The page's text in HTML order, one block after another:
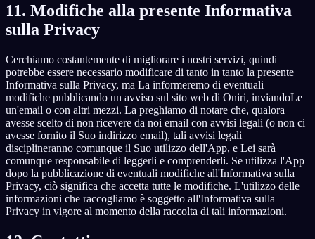
11. Modifiche alla presente Informativa
sulla Privacy
Cerchiamo costantemente di migliorare i nostri servizi, quindi
potrebbe essere necessario modificare di tanto in tanto la presente
Informativa sulla Privacy, ma La informeremo di eventuali
modifiche pubblicando un avviso sul sito web di Oniri, inviandoLe
un'email o con altri mezzi. La preghiamo di notare che, qualora
avesse scelto di non ricevere da noi email con avvisi legali (o non ci
avesse fornito il Suo indirizzo email), tali avvisi legali
disciplineranno comunque il Suo utilizzo dell'App, e Lei sarà
comunque responsabile di leggerli e comprenderli. Se utilizza l'App
dopo la pubblicazione di eventuali modifiche all'Informativa sulla
Privacy, ciò significa che accetta tutte le modifiche. L'utilizzo delle
informazioni che raccogliamo è soggetto all'Informativa sulla
Privacy in vigore al momento della raccolta di tali informazioni.